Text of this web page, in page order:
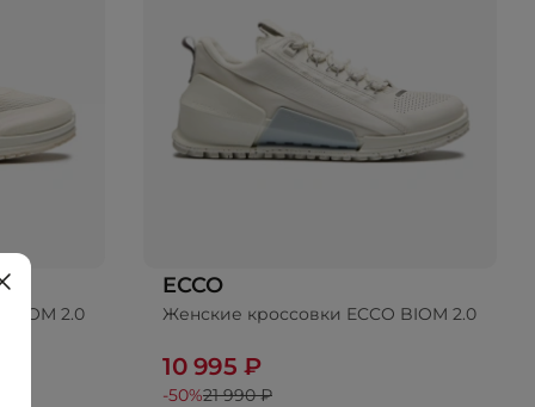
BIOM 2.0
ECCO
Женские кроссовки ECCO BIOM 2.0
10 995 ₽
-50%21 990 ₽